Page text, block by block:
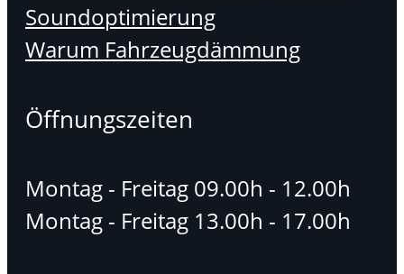
Soundoptimierung
Warum Fahrzeugdämmung
Öffnungszeiten
Montag - Freitag 09.00h - 12.00h
Montag - Freitag 13.00h - 17.00h